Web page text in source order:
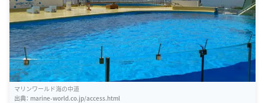
マリンワールド海の中道
出典： marine-world.co.jp/access.html